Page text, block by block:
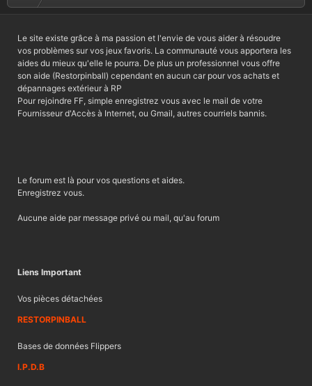
Le site existe grâce à ma passion et l'envie de vous aider à résoudre
vos problèmes sur vos jeux favoris. La communauté vous apportera les
aides du mieux qu'elle le pourra. De plus un professionnel vous offre
son aide (Restorpinball) cependant en aucun car pour vos achats et
dépannages extérieur à RP
Pour rejoindre FF, simple enregistrez vous avec le mail de votre
Fournisseur d'Accès à Internet, ou Gmail, autres courriels bannis.
Le forum est là pour vos questions et aides.
Enregistrez vous.
Aucune aide par message privé ou mail, qu'au forum
Liens Important
Vos pièces détachées
RESTORPINBALL
Bases de données Flippers
I.P.D.B